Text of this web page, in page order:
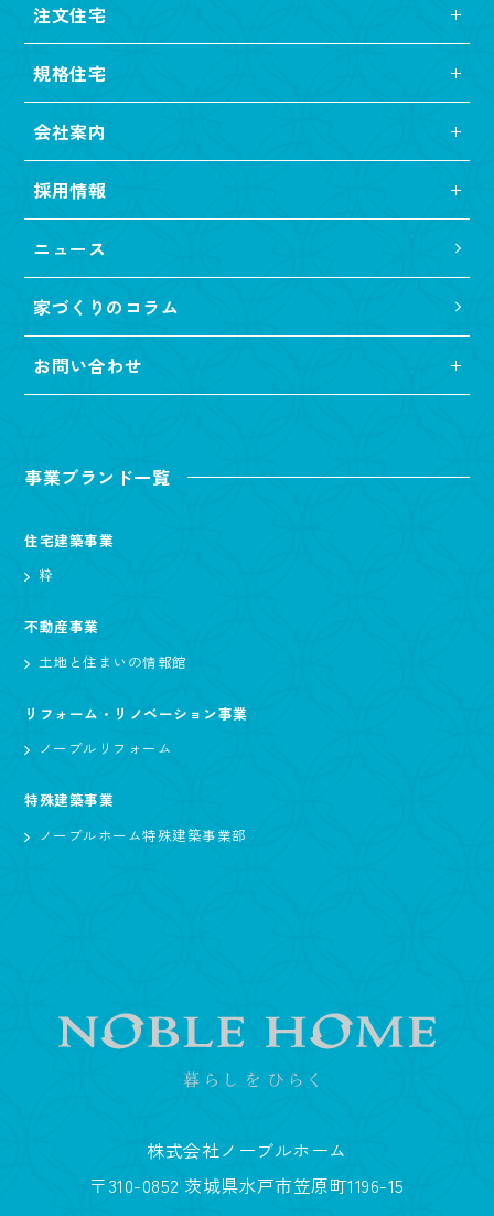
注文住宅
規格住宅
会社案内
採用情報
ニュース
家づくりのコラム
お問い合わせ
事業ブランド一覧
住宅建築事業
粋
不動産事業
土地と住まいの情報館
リフォーム・リノベーション事業
ノーブルリフォーム
特殊建築事業
ノーブルホーム特殊建築事業部
株式会社ノーブルホーム
〒310-0852 茨城県水戸市笠原町1196-15